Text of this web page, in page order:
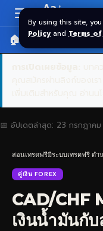
By using this site,
Policy and Terms
Resizer
Aa
🏠 หน้าแรก ราคาท
📅 อัปเดตล่าสุด: 23 กรกฎาค
สอนเทรดฟรีมีระบบเทรดฟรี ตำ
คู่เงิน FOREX
CAD/CHF
เงินน้ำมันกั